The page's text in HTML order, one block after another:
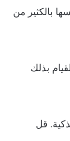
بالكثير من
بذلك
قل